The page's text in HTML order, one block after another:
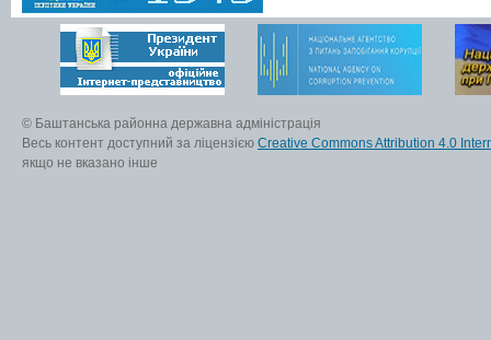
© Баштанська районна державна адміністрація
Весь контент доступний за ліцензією Creative Commons Attribution 4.0
якщо не вказано інше